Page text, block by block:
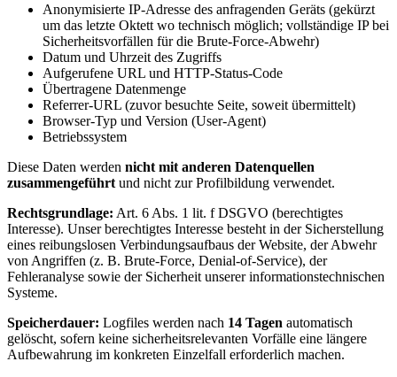
Anonymisierte IP-Adresse des anfragenden Geräts (gekürzt
um das letzte Oktett wo technisch möglich; vollständige IP bei
Sicherheitsvorfällen für die Brute-Force-Abwehr)
Datum und Uhrzeit des Zugriffs
Aufgerufene URL und HTTP-Status-Code
Übertragene Datenmenge
Referrer-URL (zuvor besuchte Seite, soweit übermittelt)
Browser-Typ und Version (User-Agent)
Betriebssystem
Diese Daten werden nicht mit anderen Datenquellen
zusammengeführt und nicht zur Profilbildung verwendet.
Rechtsgrundlage: Art. 6 Abs. 1 lit. f DSGVO (berechtigtes
Interesse). Unser berechtigtes Interesse besteht in der Sicherstellung
eines reibungslosen Verbindungsaufbaus der Website, der Abwehr
von Angriffen (z. B. Brute-Force, Denial-of-Service), der
Fehleranalyse sowie der Sicherheit unserer informationstechnischen
Systeme.
Speicherdauer: Logfiles werden nach 14 Tagen automatisch
gelöscht, sofern keine sicherheitsrelevanten Vorfälle eine längere
Aufbewahrung im konkreten Einzelfall erforderlich machen.